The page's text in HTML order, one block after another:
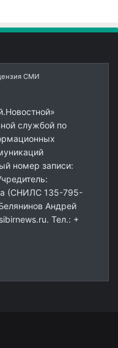
СМИ
службой по
номер записи:
(СНИЛС 135-795-
Андрей
Тел.: +